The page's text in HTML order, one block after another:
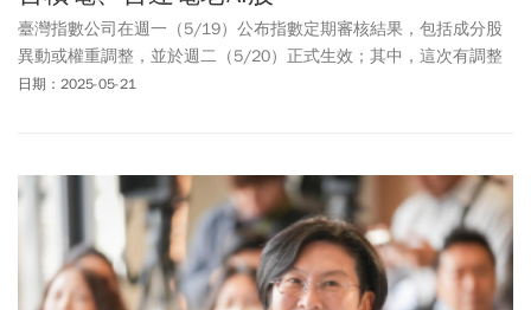
臺灣指數公司在週一（5/19）公布指數定期審核結果，包括成分股
異動或權重調整，並於週二（5/20）正式生效；其中，這次有調整
的包含9檔台股ETF、2檔ETN（Exchange Traded Note, 指數投資證
日期：2025-05-21